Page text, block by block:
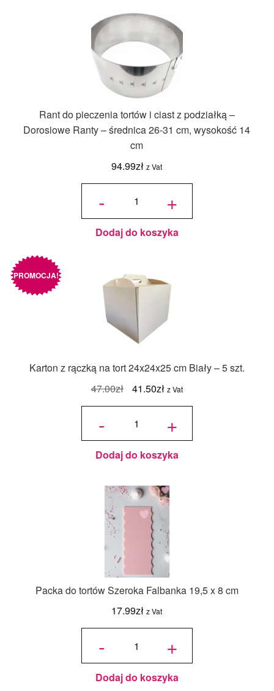
Rant do pieczenia tortów i ciast z podziałką –
Dorosiowe Ranty – średnica 26-31 cm, wysokość 14
cm
94.99zł z Vat
-
ilość Rant
tortów i
ciast z
podziałką
-
Dorosiowe
średnica
26-31 cm,
wysokość
+
Dodaj do koszyka
Karton z rączką na tort 24x24x25 cm Biały – 5 szt.
PROMOCJA!
47.00zł
Pierwotna
cena
wynosiła:
41.50złAktualna
cena
41.50zł.
z Vat
-
ilość
tort
24x24x25
cm Biały
- 5 szt. +
Dodaj do koszyka
Packa do tortów Szeroka Falbanka 19,5 x 8 cm
17.99zł z Vat
-
ilość
Szeroka
Falbanka
19,5 x 8
cm +
Dodaj do koszyka